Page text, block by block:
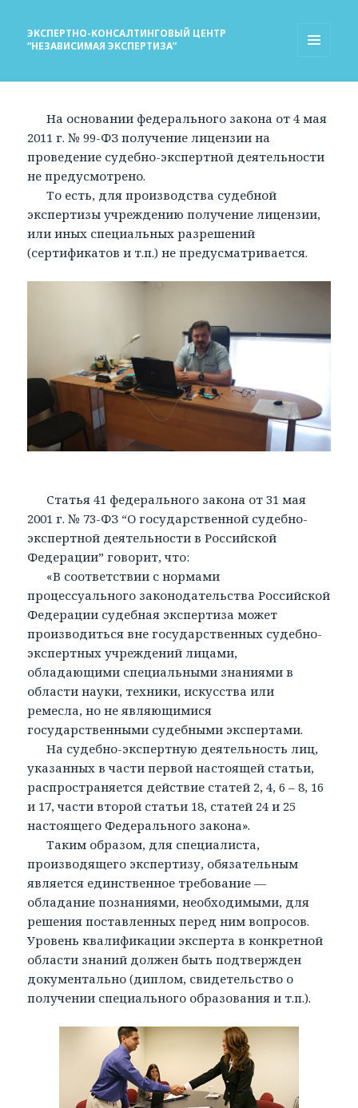
ЭКСПЕРТНО-КОНСАЛТИНГОВЫЙ ЦЕНТР
“НЕЗАВИСИМАЯ ЭКСПЕРТИЗА”
На основании федерального закона от 4 мая
2011 г. № 99-ФЗ получение лицензии на
проведение судебно-экспертной деятельности
не предусмотрено.
То есть, для производства судебной
экспертизы учреждению получение лицензии,
или иных специальных разрешений
(сертификатов и т.п.) не предусматривается.
Статья 41 федерального закона от 31 мая
2001 г. № 73-ФЗ “О государственной судебно-
экспертной деятельности в Российской
Федерации” говорит, что:
«В соответствии с нормами
процессуального законодательства Российской
Федерации судебная экспертиза может
производиться вне государственных судебно-
экспертных учреждений лицами,
обладающими специальными знаниями в
области науки, техники, искусства или
ремесла, но не являющимися
государственными судебными экспертами.
На судебно-экспертную деятельность лиц,
указанных в части первой настоящей статьи,
распространяется действие статей 2, 4, 6 – 8, 16
и 17, части второй статьи 18, статей 24 и 25
настоящего Федерального закона».
Таким образом, для специалиста,
производящего экспертизу, обязательным
является единственное требование —
обладание познаниями, необходимыми, для
решения поставленных перед ним вопросов.
Уровень квалификации эксперта в конкретной
области знаний должен быть подтвержден
документально (диплом, свидетельство о
получении специального образования и т.п.).